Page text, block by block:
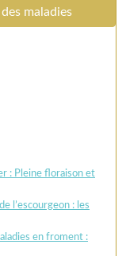
maladies
: Pleine floraison et
l’escourgeon : les
en froment :